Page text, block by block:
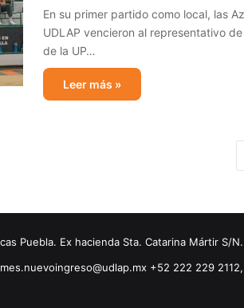
En su primer partido como local, las
UDLAP vencieron al representativo
de la UP…
Leer más »
Puebla. Ex hacienda Sta. Catarina Mártir S/
+52 222 229